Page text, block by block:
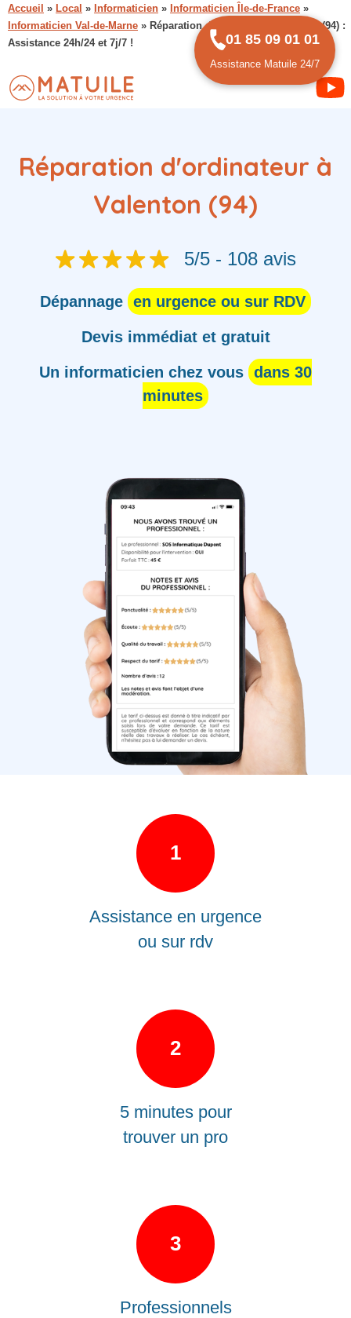
Accueil » Local » Informaticien » Informaticien Île-de-France »
Informaticien Val-de-Marne » Réparation d’ordinateur à Valenton (94) :
Assistance 24h/24 et 7j/7 !
Réparation d'ordinateur à
Valenton (94)
5/5 - 108 avis
Dépannage en urgence ou sur RDV
Devis immédiat et gratuit
Un informaticien chez vous dans 30
minutes
1
Assistance en urgence
ou sur rdv
2
5 minutes pour
trouver un pro
3
Professionnels
01 85 09 01 01
Assistance Matuile 24/7